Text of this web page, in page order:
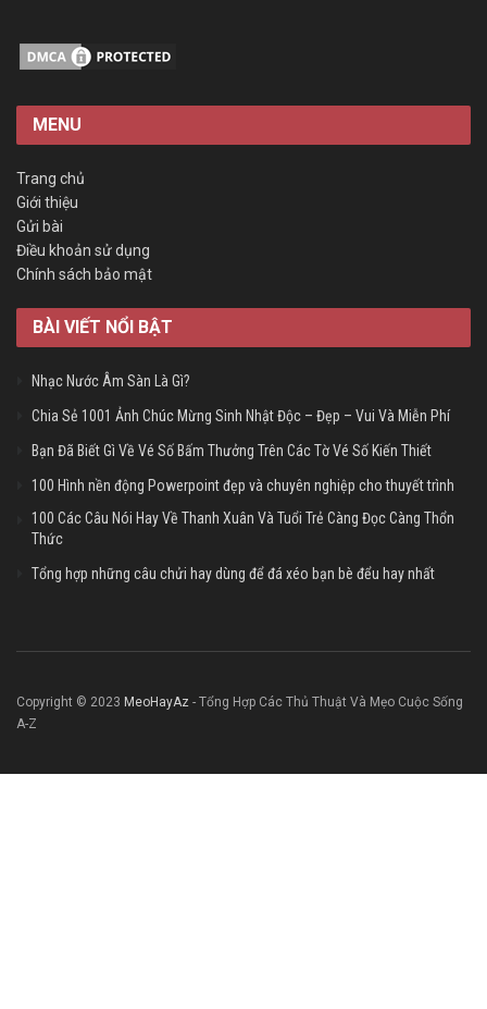
MENU
Trang chủ
Giới thiệu
Gửi bài
Điều khoản sử dụng
Chính sách bảo mật
BÀI VIẾT NỔI BẬT
Nhạc Nước Âm Sàn Là Gì?
Chia Sẻ 1001 Ảnh Chúc Mừng Sinh Nhật Độc – Đẹp – Vui Và Miễn Phí
Bạn Đã Biết Gì Về Vé Số Bấm Thưởng Trên Các Tờ Vé Số Kiến Thiết
100 Hình nền động Powerpoint đẹp và chuyên nghiệp cho thuyết trình
100 Các Câu Nói Hay Về Thanh Xuân Và Tuổi Trẻ Càng Đọc Càng Thổn
Thức
Tổng hợp những câu chửi hay dùng để đá xéo bạn bè đểu hay nhất
Copyright © 2023 MeoHayAz - Tổng Hợp Các Thủ Thuật Và Mẹo Cuộc Sống
A-Z